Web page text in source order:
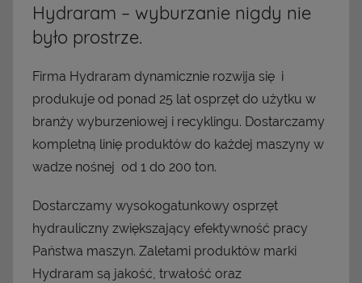
Hydraram – wyburzanie nigdy nie
było prostrze.
Firma Hydraram dynamicznie rozwija się i
produkuje od ponad 25 lat osprzęt do użytku w
branży wyburzeniowej i recyklingu. Dostarczamy
kompletną linię produktów do każdej maszyny w
wadze nośnej od 1 do 200 ton.
Dostarczamy wysokogatunkowy osprzęt
hydrauliczny zwiększający efektywność pracy
Państwa maszyn. Zaletami produktów marki
Hydraram są jakość, trwałość oraz